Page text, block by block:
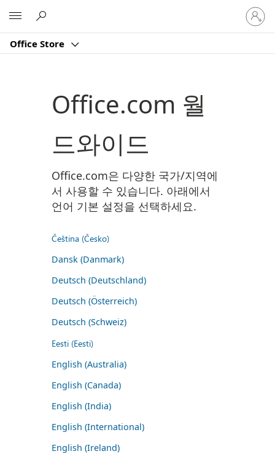
Office Store
귀
하
계
Office.com 월
드와이드
Office.com은 다양한 국가/지역에
서 사용할 수 있습니다. 아래에서
언어 기본 설정을 선택하세요.
Čeština (Česko)
Dansk (Danmark)
Deutsch (Deutschland)
Deutsch (Österreich)
Deutsch (Schweiz)
Eesti (Eesti)
English (Australia)
English (Canada)
English (India)
English (International)
English (Ireland)